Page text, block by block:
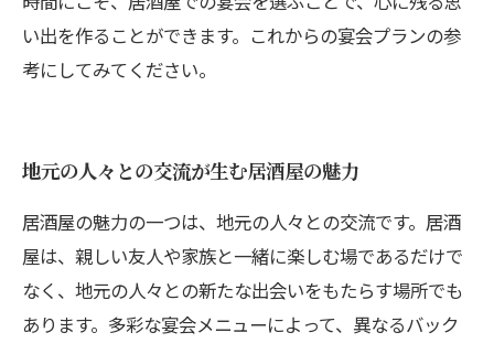
い出を作ることができます。これからの宴会プランの参
考にしてみてください。
地元の人々との交流が生む居酒屋の魅力
居酒屋の魅力の一つは、地元の人々との交流です。居酒
屋は、親しい友人や家族と一緒に楽しむ場であるだけで
なく、地元の人々との新たな出会いをもたらす場所でも
あります。多彩な宴会メニューによって、異なるバック